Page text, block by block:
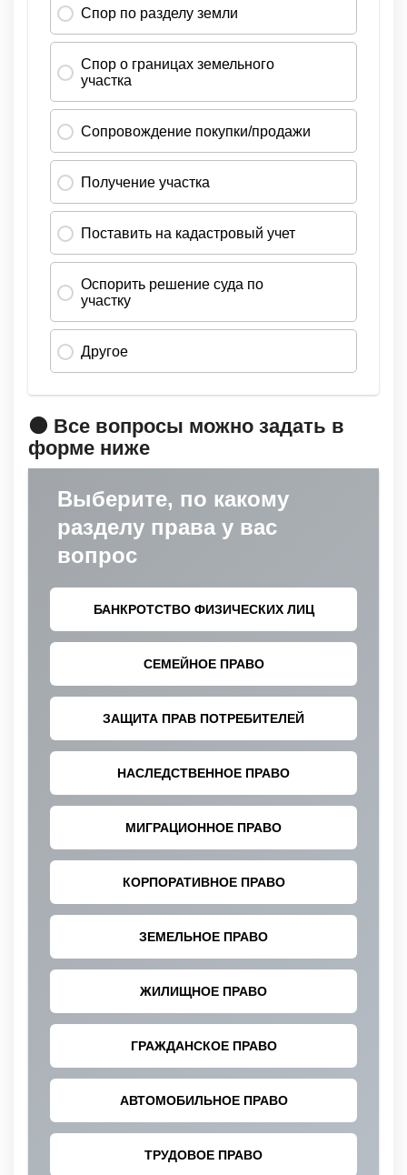
🟠 Все вопросы можно задать в
форме ниже